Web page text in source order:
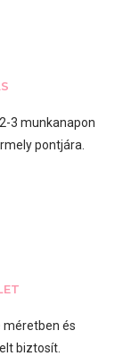
3 munkanapon
pontjára.
és
biztosít.